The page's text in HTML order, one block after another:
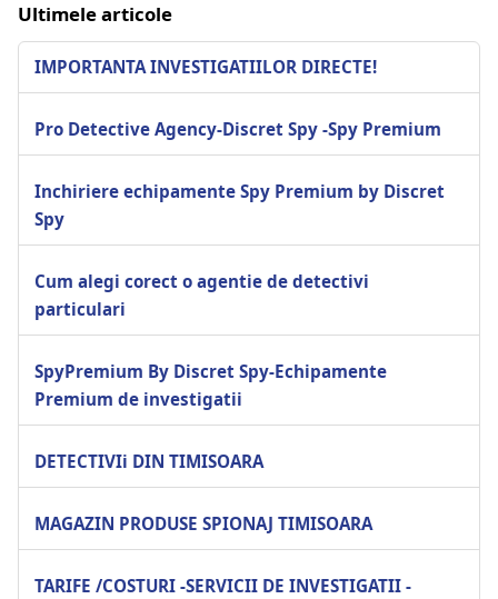
Ultimele articole
IMPORTANTA INVESTIGATIILOR DIRECTE!
Pro Detective Agency-Discret Spy -Spy Premium
Inchiriere echipamente Spy Premium by Discret
Spy
Cum alegi corect o agentie de detectivi
particulari
SpyPremium By Discret Spy-Echipamente
Premium de investigatii
DETECTIVIi DIN TIMISOARA
MAGAZIN PRODUSE SPIONAJ TIMISOARA
TARIFE /COSTURI -SERVICII DE INVESTIGATII -